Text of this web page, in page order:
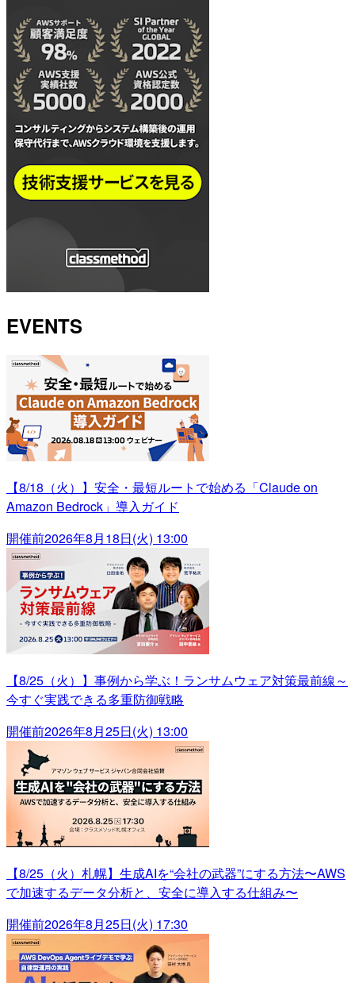
EVENTS
【8/18（火）】安全・最短ルートで始める「Claude on
Amazon Bedrock」導入ガイド
開催前2026年8月18日(火) 13:00
【8/25（火）】事例から学ぶ！ランサムウェア対策最前線～
今すぐ実践できる多重防御戦略
開催前2026年8月25日(火) 13:00
【8/25（火）札幌】生成AIを“会社の武器”にする方法〜AWS
で加速するデータ分析と、安全に導入する仕組み〜
開催前2026年8月25日(火) 17:30